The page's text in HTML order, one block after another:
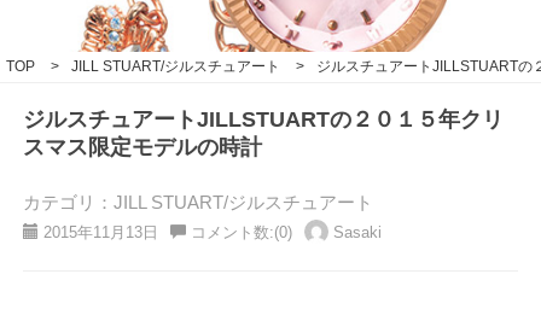
TOP > JILL STUART/ジルスチュアート > ジルスチュアートJILLSTUARTの
ジルスチュアートJILLSTUARTの２０１５年クリ
スマス限定モデルの時計
カテゴリ：JILL STUART/ジルスチュアート
2015年11月13日 コメント数:(0) Sasaki